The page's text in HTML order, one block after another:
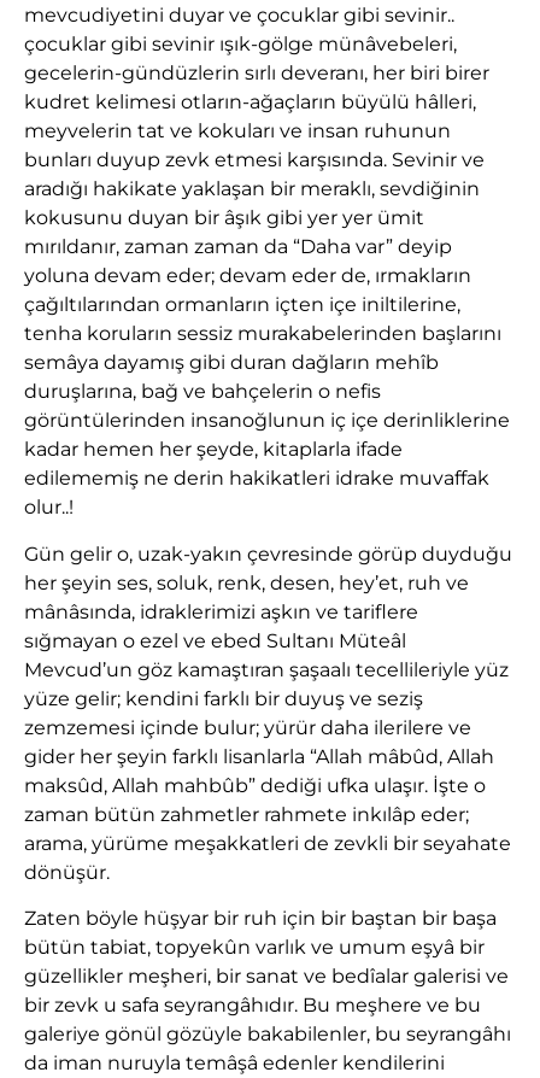
mevcudiyetini duyar ve çocuklar gibi sevinir..
çocuklar gibi sevinir ışık-gölge münâvebeleri,
gecelerin-gündüzlerin sırlı deveranı, her biri birer
kudret kelimesi otların-ağaçların büyülü hâlleri,
meyvelerin tat ve kokuları ve insan ruhunun
bunları duyup zevk etmesi karşısında. Sevinir ve
aradığı hakikate yaklaşan bir meraklı, sevdiğinin
kokusunu duyan bir âşık gibi yer yer ümit
mırıldanır, zaman zaman da “Daha var” deyip
yoluna devam eder; devam eder de, ırmakların
çağıltılarından ormanların içten içe iniltilerine,
tenha koruların sessiz murakabelerinden başlarını
semâya dayamış gibi duran dağların mehîb
duruşlarına, bağ ve bahçelerin o nefis
görüntülerinden insanoğlunun iç içe derinliklerine
kadar hemen her şeyde, kitaplarla ifade
edilememiş ne derin hakikatleri idrake muvaffak
olur..!
Gün gelir o, uzak-yakın çevresinde görüp duyduğu
her şeyin ses, soluk, renk, desen, hey’et, ruh ve
mânâsında, idraklerimizi aşkın ve tariflere
sığmayan o ezel ve ebed Sultanı Müteâl
Mevcud’un göz kamaştıran şaşaalı tecellileriyle yüz
yüze gelir; kendini farklı bir duyuş ve seziş
zemzemesi içinde bulur; yürür daha ilerilere ve
gider her şeyin farklı lisanlarla “Allah mâbûd, Allah
maksûd, Allah mahbûb” dediği ufka ulaşır. İşte o
zaman bütün zahmetler rahmete inkılâp eder;
arama, yürüme meşakkatleri de zevkli bir seyahate
dönüşür.
Zaten böyle hüşyar bir ruh için bir baştan bir başa
bütün tabiat, topyekûn varlık ve umum eşyâ bir
güzellikler meşheri, bir sanat ve bedîalar galerisi ve
bir zevk u safa seyrangâhıdır. Bu meşhere ve bu
galeriye gönül gözüyle bakabilenler, bu seyrangâhı
da iman nuruyla temâşâ edenler kendilerini